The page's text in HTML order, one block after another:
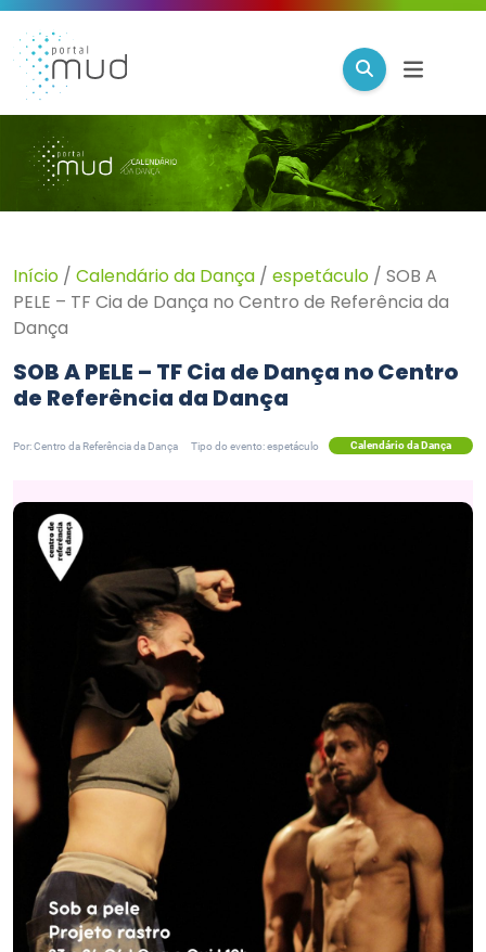
Início / Calendário da Dança / espetáculo / SOB A
PELE – TF Cia de Dança no Centro de Referência da
Dança
SOB A PELE – TF Cia de Dança no Centro
de Referência da Dança
Por: Centro da Referência da Dança Tipo do evento: espetáculo Calendário da Dança